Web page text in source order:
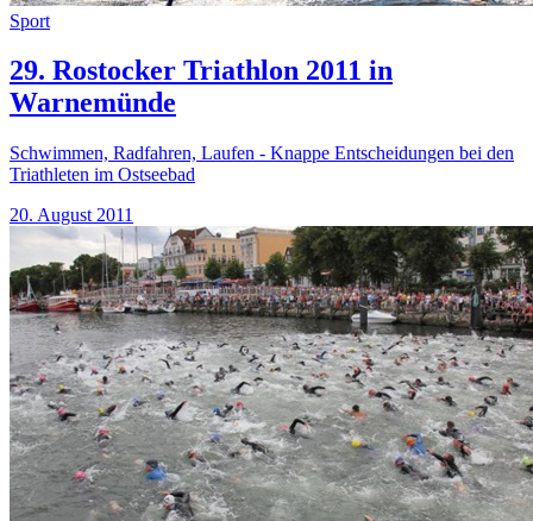
Sport
29. Rostocker Triathlon 2011 in
Warnemünde
Schwimmen, Radfahren, Laufen - Knappe Entscheidungen bei den
Triathleten im Ostseebad
20. August 2011